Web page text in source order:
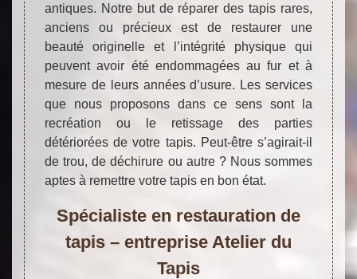
antiques. Notre but de réparer des tapis rares,
anciens ou précieux est de restaurer une
beauté originelle et l’intégrité physique qui
peuvent avoir été endommagées au fur et à
mesure de leurs années d’usure. Les services
que nous proposons dans ce sens sont la
recréation ou le retissage des parties
détériorées de votre tapis. Peut-être s’agirait-il
de trou, de déchirure ou autre ? Nous sommes
aptes à remettre votre tapis en bon état.
Spécialiste en restauration de
tapis – entreprise Atelier du
Tapis